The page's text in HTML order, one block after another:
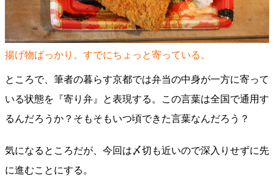
揚げ物ばっかり。すでにちょっと寄っている。
ところで、筆者の暮らす京都では弁当の中身が一方に寄って
いる状態を『寄り弁』と表現する。この言葉は全国で通用す
るんだろうか？そもそもいつ頃できた言葉なんだろう？
気になるところだが、今回は〆切も近いので深入りせずに先
に進むことにする。